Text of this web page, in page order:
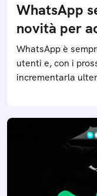
WhatsApp
novità per
WhatsApp è
utenti e, con i
incrementarla